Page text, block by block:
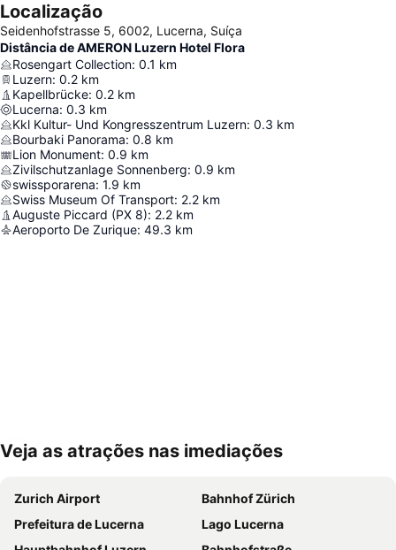
Localização
Seidenhofstrasse 5, 6002, Lucerna, Suíça
Distância de AMERON Luzern Hotel Flora
Rosengart Collection: 0.1 km
Luzern: 0.2 km
Kapellbrücke: 0.2 km
Lucerna: 0.3 km
Kkl Kultur- Und Kongresszentrum Luzern: 0.3 km
Bourbaki Panorama: 0.8 km
Lion Monument: 0.9 km
Zivilschutzanlage Sonnenberg: 0.9 km
swissporarena: 1.9 km
Swiss Museum Of Transport: 2.2 km
Auguste Piccard (PX 8): 2.2 km
Aeroporto De Zurique: 49.3 km
Ampliar mapa
Veja as atrações nas imediações
Zurich Airport
Bahnhof Zürich
Prefeitura de Lucerna
Lago Lucerna